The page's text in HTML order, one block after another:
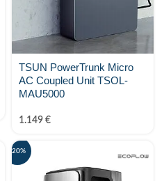
TSUN PowerTrunk Micro
AC Coupled Unit TSOL-
MAU5000
1.149 €
-20%